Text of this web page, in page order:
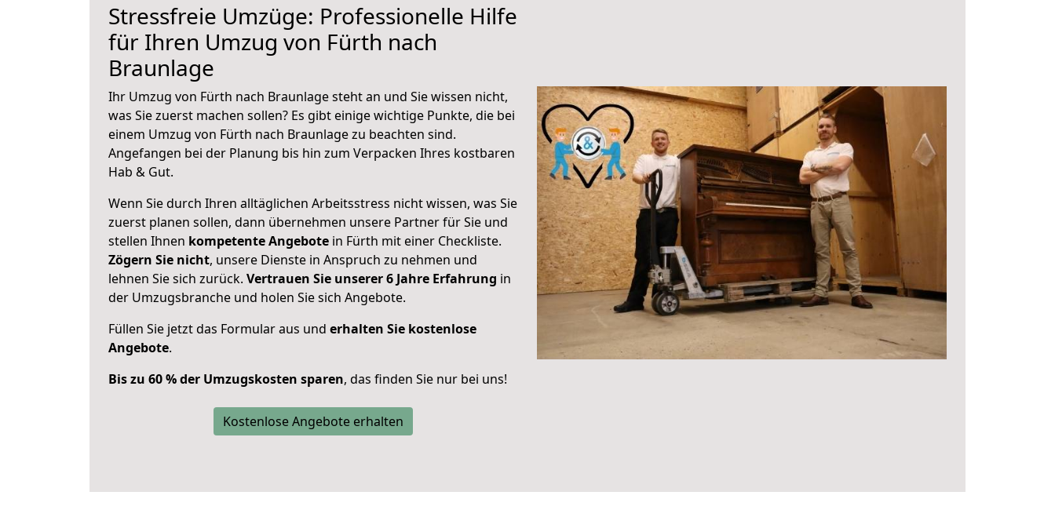
Stressfreie Umzüge: Professionelle Hilfe
für Ihren Umzug von Fürth nach
Braunlage
Ihr Umzug von Fürth nach Braunlage steht an und Sie wissen nicht,
was Sie zuerst machen sollen? Es gibt einige wichtige Punkte, die bei
einem Umzug von Fürth nach Braunlage zu beachten sind.
Angefangen bei der Planung bis hin zum Verpacken Ihres kostbaren
Hab & Gut.
Wenn Sie durch Ihren alltäglichen Arbeitsstress nicht wissen, was Sie
zuerst planen sollen, dann übernehmen unsere Partner für Sie und
stellen Ihnen kompetente Angebote in Fürth mit einer Checkliste.
Zögern Sie nicht, unsere Dienste in Anspruch zu nehmen und
lehnen Sie sich zurück. Vertrauen Sie unserer 6 Jahre Erfahrung in
der Umzugsbranche und holen Sie sich Angebote.
Füllen Sie jetzt das Formular aus und erhalten Sie kostenlose
Angebote.
Bis zu 60 % der Umzugskosten sparen, das finden Sie nur bei uns!
Kostenlose Angebote erhalten